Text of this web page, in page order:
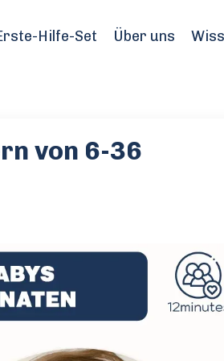
Hilfe-Set Über uns
von 6-36